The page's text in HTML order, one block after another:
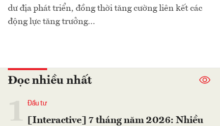
dư địa phát triển, đồng thời tăng cường liên kết các
động lực tăng trưởng...
Đọc nhiều nhất
Đầu tư
[Interactive] 7 tháng năm 2026: Nhiều